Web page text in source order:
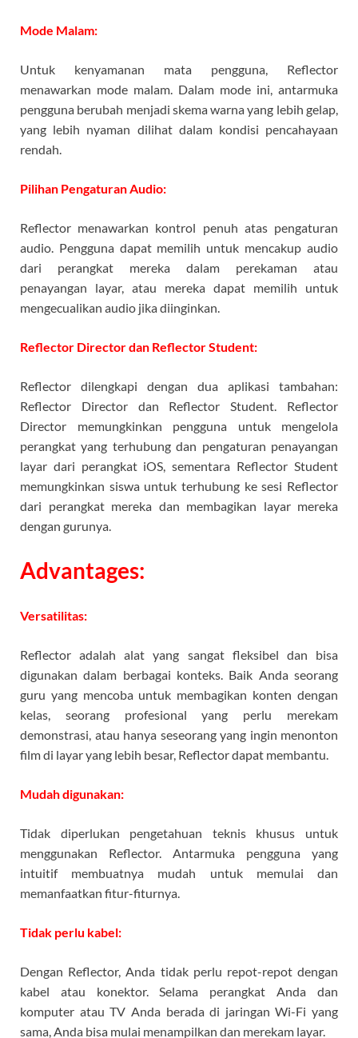
Mode Malam:
Untuk kenyamanan mata pengguna, Reflector
menawarkan mode malam. Dalam mode ini, antarmuka
pengguna berubah menjadi skema warna yang lebih gelap,
yang lebih nyaman dilihat dalam kondisi pencahayaan
rendah.
Pilihan Pengaturan Audio:
Reflector menawarkan kontrol penuh atas pengaturan
audio. Pengguna dapat memilih untuk mencakup audio
dari perangkat mereka dalam perekaman atau
penayangan layar, atau mereka dapat memilih untuk
mengecualikan audio jika diinginkan.
Reflector Director dan Reflector Student:
Reflector dilengkapi dengan dua aplikasi tambahan:
Reflector Director dan Reflector Student. Reflector
Director memungkinkan pengguna untuk mengelola
perangkat yang terhubung dan pengaturan penayangan
layar dari perangkat iOS, sementara Reflector Student
memungkinkan siswa untuk terhubung ke sesi Reflector
dari perangkat mereka dan membagikan layar mereka
dengan gurunya.
Advantages:
Versatilitas:
Reflector adalah alat yang sangat fleksibel dan bisa
digunakan dalam berbagai konteks. Baik Anda seorang
guru yang mencoba untuk membagikan konten dengan
kelas, seorang profesional yang perlu merekam
demonstrasi, atau hanya seseorang yang ingin menonton
film di layar yang lebih besar, Reflector dapat membantu.
Mudah digunakan:
Tidak diperlukan pengetahuan teknis khusus untuk
menggunakan Reflector. Antarmuka pengguna yang
intuitif membuatnya mudah untuk memulai dan
memanfaatkan fitur-fiturnya.
Tidak perlu kabel:
Dengan Reflector, Anda tidak perlu repot-repot dengan
kabel atau konektor. Selama perangkat Anda dan
komputer atau TV Anda berada di jaringan Wi-Fi yang
sama, Anda bisa mulai menampilkan dan merekam layar.